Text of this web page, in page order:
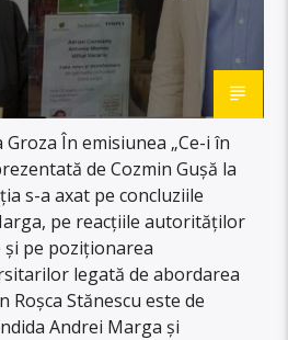
În emisiunea „Ce-i în
de Cozmin Gușă la
s-a axat pe concluziile
pe reacțiile autorităților
pe poziționarea
legată de abordarea
Stănescu este de
Andrei Marga și